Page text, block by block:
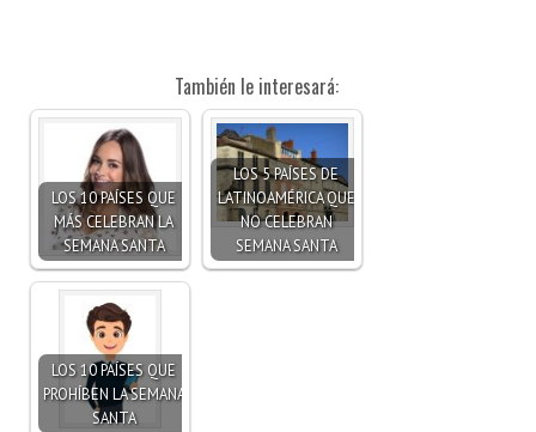
También le interesará:
LOS 10 PAÍSES QUE
MÁS CELEBRAN LA
SEMANA SANTA
LOS 5 PAÍSES DE
LATINOAMÉRICA QUE
NO CELEBRAN
SEMANA SANTA
LOS 10 PAÍSES QUE
PROHÍBEN LA SEMANA
SANTA